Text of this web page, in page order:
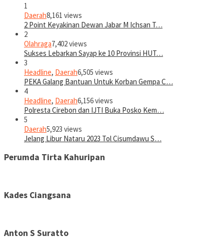
1
Daerah8,161 views
2 Point Keyakinan Dewan Jabar M Ichsan T…
2
Olahraga7,402 views
Sukses Lebarkan Sayap ke 10 Provinsi HUT…
3
Headline, Daerah6,505 views
PEKA Galang Bantuan Untuk Korban Gempa C…
4
Headline, Daerah6,156 views
Polresta Cirebon dan IJTI Buka Posko Kem…
5
Daerah5,923 views
Jelang Libur Nataru 2023 Tol Cisumdawu S…
Perumda Tirta Kahuripan
Kades Ciangsana
Anton S Suratto